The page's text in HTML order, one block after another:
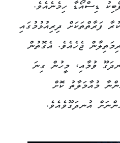
ޑިސްއޯޑާ ހިމެނެއެވެ.
ފަރާތްތަކަށް ދިރިއުޅުމުގައި
ޖެހެއެވެ. އެގޮތުން
ވުމާއި، މީހުން ގިނަ
މުއާމަލާތު ކޮށް
އުނދަގޫވެއެވެ.